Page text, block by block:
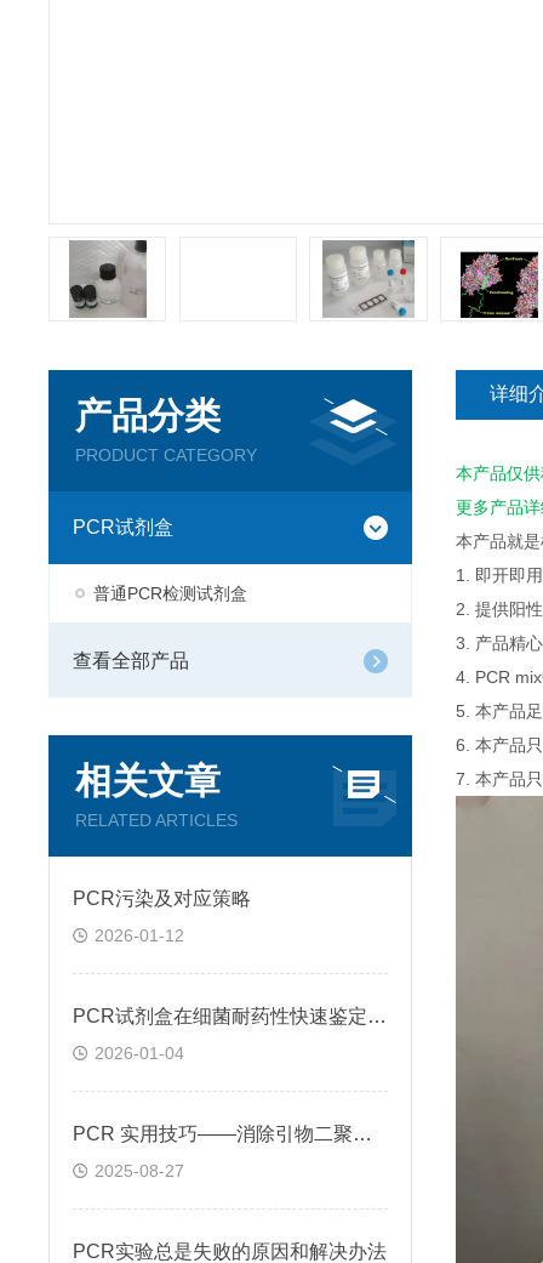
产品分类
PRODUCT CATEGORY
PCR试剂盒
普通PCR检测试剂盒
查看全部产品
相关文章
RELATED ARTICLES
PCR污染及对应策略
2026-01-12
PCR试剂盒在细菌耐药性快速鉴定中的关键作用
2026-01-04
PCR 实用技巧——消除引物二聚体的方法
2025-08-27
PCR实验总是失败的原因和解决办法
详细
本产品仅
更多产品
本产品就
1. 即开即
2. 提供阳
3. 产品精
4. PCR
5. 本产品
6. 本产品
7. 本产品